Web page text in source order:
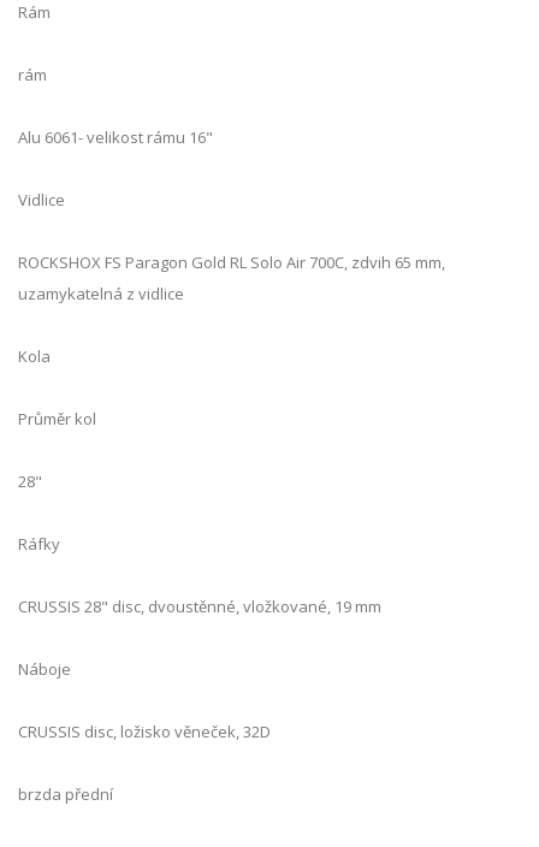
Rám
rám
Alu 6061- velikost rámu 16"
Vidlice
ROCKSHOX FS Paragon Gold RL Solo Air 700C, zdvih 65 mm,
uzamykatelná z vidlice
Kola
Průměr kol
28"
Ráfky
CRUSSIS 28" disc, dvoustěnné, vložkované, 19 mm
Náboje
CRUSSIS disc, ložisko věneček, 32D
brzda přední